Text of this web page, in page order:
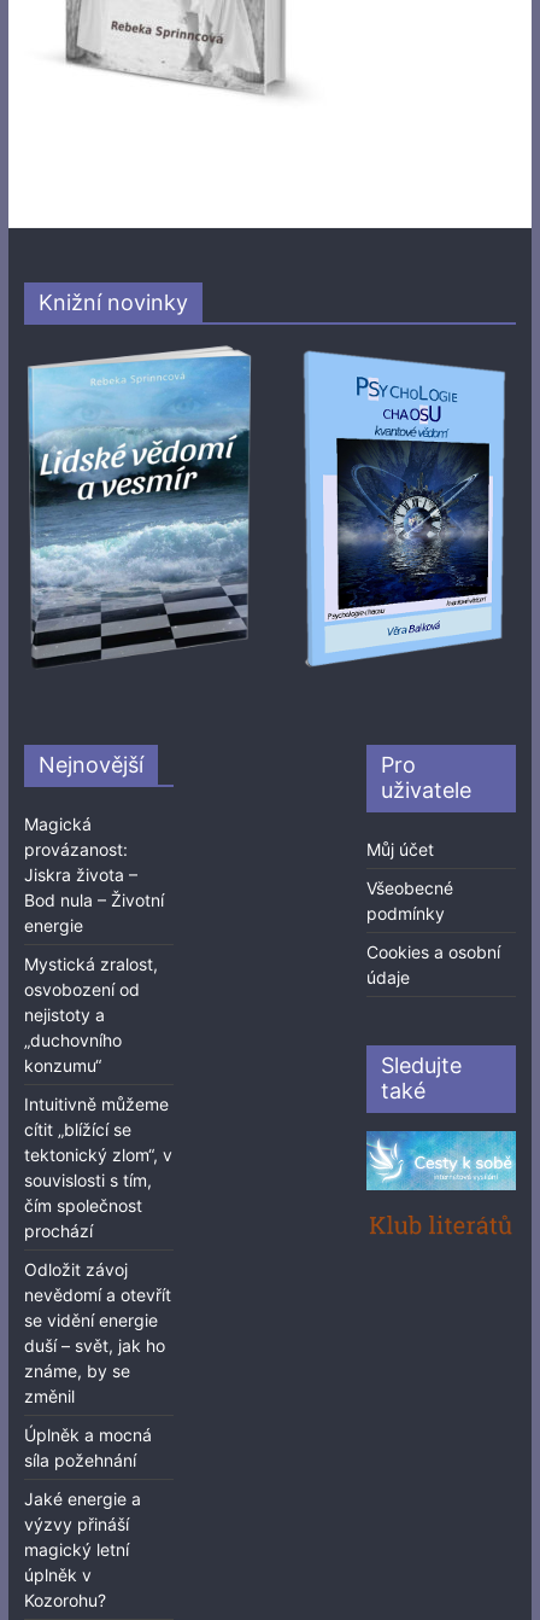
Knižní novinky
Nejnovější
Magická
provázanost:
Jiskra života –
Bod nula – Životní
energie
Mystická zralost,
osvobození od
nejistoty a
„duchovního
konzumu“
Intuitivně můžeme
cítit „blížící se
tektonický zlom“, v
souvislosti s tím,
čím společnost
prochází
Odložit závoj
nevědomí a otevřít
se vidění energie
duší – svět, jak ho
známe, by se
změnil
Úplněk a mocná
síla požehnání
Jaké energie a
výzvy přináší
magický letní
úplněk v
Kozorohu?
Pro
uživatele
Můj účet
Všeobecné
podmínky
Cookies a osobní
údaje
Sledujte
také